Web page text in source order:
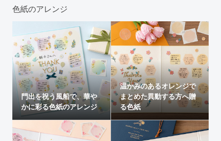
色紙のアレンジ
門出を祝う風船で、華や
かに彩る色紙のアレンジ
温かみのあるオレンジで
まとめた異動する方へ贈
る色紙